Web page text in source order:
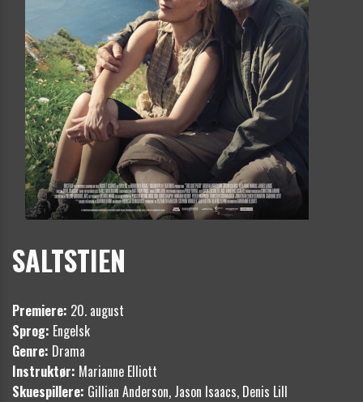
SALTSTIEN
Premiere: 20. august
Sprog: Engelsk
Genre: Drama
Instruktør: Marianne Elliott
Skuespillere: Gillian Anderson, Jason Isaacs, Denis Lill